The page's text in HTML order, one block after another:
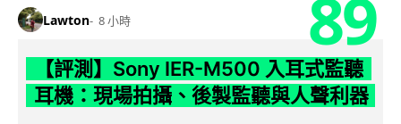
Lawton 8 小時 89
【評測】Sony IER-M500 入耳式監聽
耳機：現場拍攝、後製監聽與人聲利器